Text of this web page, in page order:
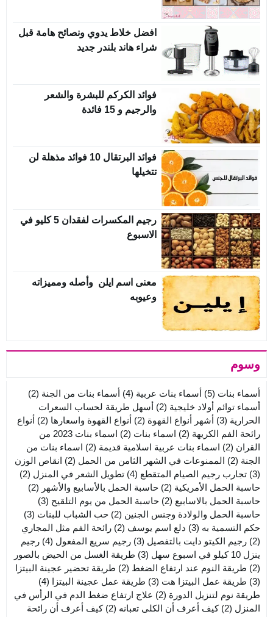
افضل خلاط يدوي ونصائح هامة قبل
شراء هاند بلندر جديد
فوائد الكركم للبشرة والشعر
والرجيم و 15 فائدة
فوائد البرتقال 10 فوائد مذهلة لن
تتخيلها
رجيم المكسرات لفقدان 5 كليو في
الاسبوع
معنى اسم ايلن وأصله ومميزاته
وعيوبه
وسوم
أسماء بنات (5) أسماء بنات عربية (4) أسماء بنات من الجنة (2)
أسماء توائم أولاد خليجية (2)
أسهل طريقة لحساب السعرات
الحرارية (3) أشهر أنواع القهوة (2) أنواع القهوة واسعارها (2)
أنواع
رائحة الفم الكريهة (2) اسماء بنات (2)
اسماء بنات 2023 من
القران (2) اسماء بنات عربية اسلامية قديمة (2)
اسماء بنات من
الجنة (2) الممنوعات في الشهر الثامن من الحمل (2)
انقاص الوزن
(3)
تجارب رجيم الصيام المتقطع (4) تطويل الشعر في المنزل (2)
حاسبة الحمل الأمريكية (2) حاسبة الحمل بالأسابيع والأشهر (2)
حاسبة الحمل بالاسابيع (2) حاسبة الحمل من يوم التلقيح (3)
حاسبة الحمل والولادة وجنس الجنين (2) حب الشباب للبنات (3)
حكم التسمية به (3) دلع اسم يوسف (2)
رائحة الفم مثل المجاري
(2)
رجيم الكيتو دايت بالتفصيل (3) رجيم سريع المفعول (4)
رجيم
ينزل 10 كيلو في اسبوع سهل
(3)
طريقة الغسل من الحيض بالصور
(2)
طريقة النوم عند ارتفاع الضغط (2)
طريقة تحضير عجينة البيتزا
(3)
طريقة عمل البيتزا هت (3) طريقة عمل عجينة البيتزا (4)
طريقة نوم لتنزيل الدورة (2)
علاج ارتفاع ضغط الدم في الرأس في
المنزل (2) كيف أعرف أن الكلى تعبانه (2)
كيف أعرف أن رائحة